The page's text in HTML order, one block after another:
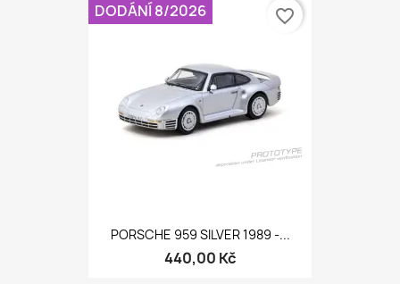
PORSCHE 959 SILVER 1989 -...
440,00 Kč
DODÁNÍ 8/2026 favorite_border